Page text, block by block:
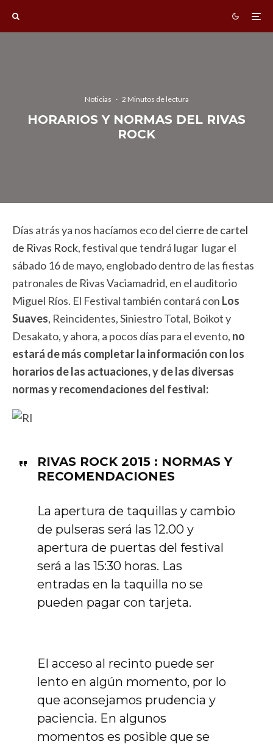
Noticias · 2 Minutos de lectura
HORARIOS Y NORMAS DEL RIVAS
ROCK
Días atrás ya nos hacíamos ecodel cierre de cartel
de Rivas Rock, festival que tendrá lugar lugar el
sábado 16 de mayo, englobado dentro de las fiestas
patronales de Rivas Vaciamadrid, en el auditorio
Miguel Ríos. El Festival también contará con Los
Suaves, Reincidentes, Siniestro Total, Boikot y
Desakato, y ahora, a pocos días para el evento, no
estará de más completar la información con los
horarios de las actuaciones, y de las diversas
normas y recomendaciones del festival:
RIVAS ROCK 2015 : NORMAS Y
RECOMENDACIONES
La apertura de taquillas y cambio
de pulseras será las 12.00 y
apertura de puertas del festival
será a las 15:30 horas. Las
entradas en la taquilla no se
pueden pagar con tarjeta.
El acceso al recinto puede ser
lento en algún momento, por lo
que aconsejamos prudencia y
paciencia. En algunos
momentos es posible que se